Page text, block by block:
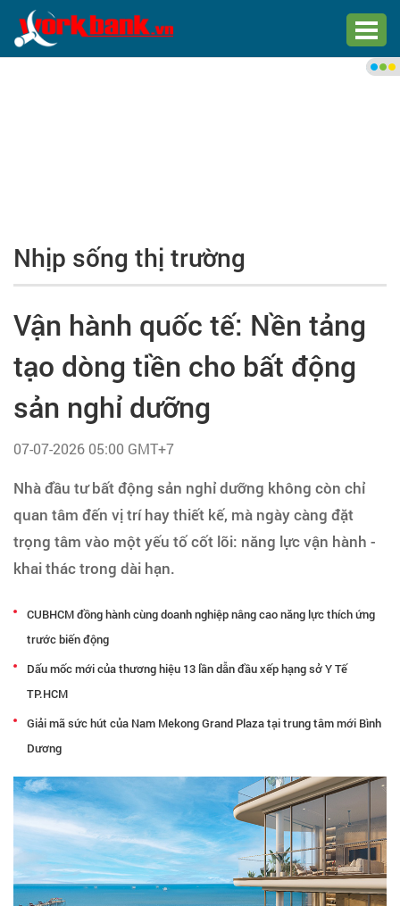
Trang chủ
Tìm việc làm
Tạo hồ sơ
Cẩm nang việc làm
Bạn cần tuyển người
Nhà tuyển dụng
Nhịp sống thị trường
Vận hành quốc tế: Nền tảng
tạo dòng tiền cho bất động
sản nghỉ dưỡng
07-07-2026 05:00 GMT+7
Nhà đầu tư bất động sản nghỉ dưỡng không còn chỉ
quan tâm đến vị trí hay thiết kế, mà ngày càng đặt
trọng tâm vào một yếu tố cốt lõi: năng lực vận hành -
khai thác trong dài hạn.
CUBHCM đồng hành cùng doanh nghiệp nâng cao năng lực thích ứng
trước biến động
Dấu mốc mới của thương hiệu 13 lần dẫn đầu xếp hạng sở Y Tế
TP.HCM
Giải mã sức hút của Nam Mekong Grand Plaza tại trung tâm mới Bình
Dương